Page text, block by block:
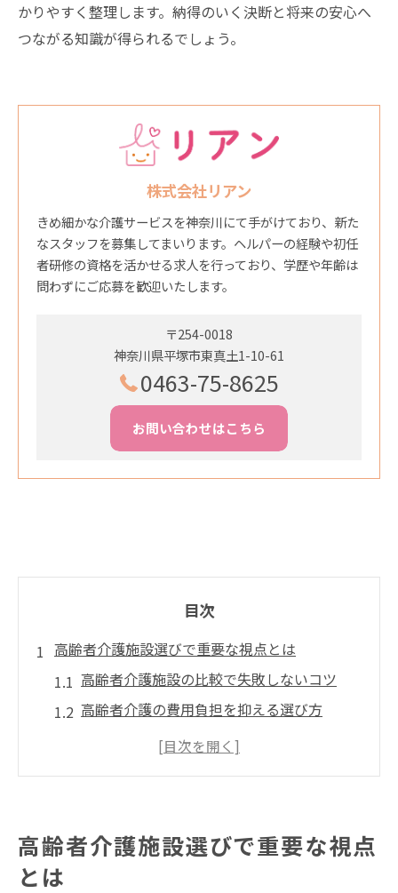
かりやすく整理します。納得のいく決断と将来の安心へ
つながる知識が得られるでしょう。
株式会社リアン
きめ細かな介護サービスを神奈川にて手がけており、新た
なスタッフを募集してまいります。ヘルパーの経験や初任
者研修の資格を活かせる求人を行っており、学歴や年齢は
問わずにご応募を歓迎いたします。
〒254-0018
神奈川県平塚市東真土1-10-61
0463-75-8625
お問い合わせはこちら
目次
高齢者介護施設選びで重要な視点とは
高齢者介護施設の比較で失敗しないコツ
高齢者介護の費用負担を抑える選び方
施設の職員体制で見る高齢者介護の質
寒川駅周辺で見落とせない介護施設比較法
高齢者介護施設の比較で注目すべき点
高齢者介護施設選びで重要な視点
とは